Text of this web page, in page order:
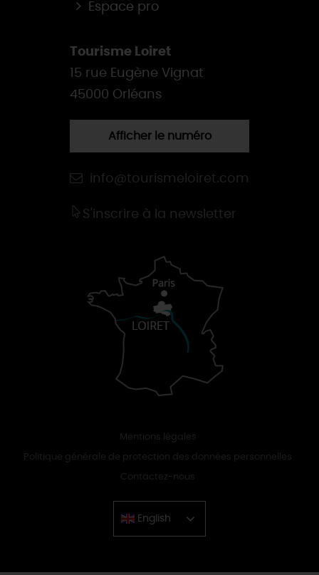
Espace pro
Tourisme Loiret
15 rue Eugène Vignat
45000 Orléans
Afficher le numéro
info@tourismeloiret.com
S'inscrire à la newsletter
Mentions légales
Politique générale de protection des données personnelles
Contactez-nous
English
Chinese